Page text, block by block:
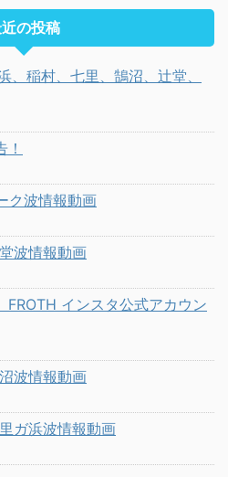
の投稿
稲村、七里、鵠沼、辻堂、
波情報動画
波情報動画
FROTH インスタ公式アカウン
波情報動画
ガ浜波情報動画